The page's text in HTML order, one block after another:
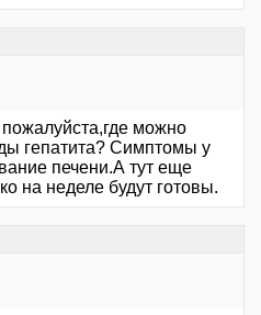
можно
гепатита? Симптомы у
печени.А тут еще
на неделе будут готовы.